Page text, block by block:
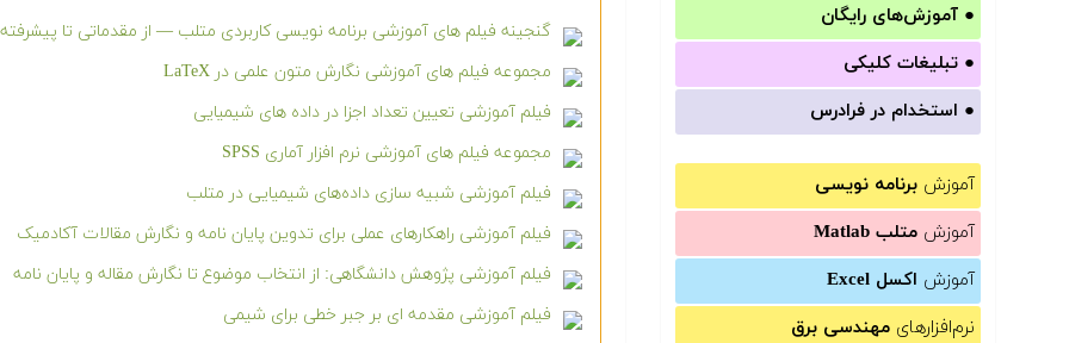
● آموزش‌های رایگان
● تبلیغات کلیکی
● استخدام در فرادرس
آموزش برنامه نویسی
آموزش متلب Matlab
آموزش اکسل Excel
نرم‌افزارهای مهندسی برق
گنجینه فیلم های آموزشی برنامه نویسی کاربردی متلب — از مقدماتی تا پیشرفته
مجموعه فیلم های آموزشی نگارش متون علمی در LaTeX
فیلم آموزشی تعیین تعداد اجزا در داده های شیمیایی
مجموعه فیلم های آموزشی نرم افزار آماری SPSS
فیلم آموزشی شبیه سازی داده‌های شیمیایی در متلب
فیلم آموزشی راهکارهای عملی برای تدوین پایان نامه و نگارش مقالات آکادمیک
فیلم آموزشی پژوهش دانشگاهی: از انتخاب موضوع تا نگارش مقاله و پایان نامه
فیلم آموزشی مقدمه ای بر جبر خطی برای شیمی